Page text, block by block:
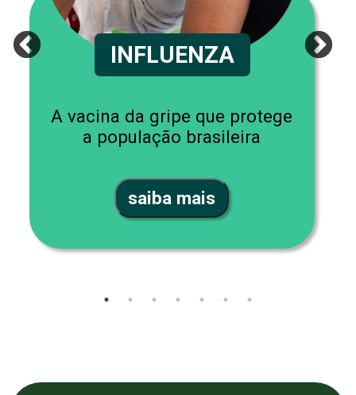
INFLUENZA
A vacina da gripe que protege
a população brasileira
saiba mais